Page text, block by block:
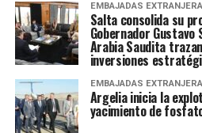
EMBAJADAS
Salta consolida su
Gobernador Gustavo
Arabia Saudita
inversiones
EMBAJADAS
Argelia inicia la
yacimiento de